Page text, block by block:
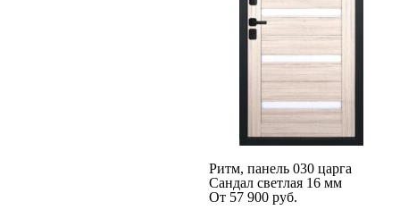
Ритм, панель 030 царга
Сандал светлая 16 мм
От 57 900 руб.